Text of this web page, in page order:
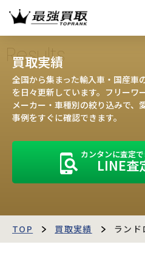
選ばれる理由
高価買取の仕組み
売却の流れ
お客様の声
運営会社
Results
買取実績
全国から集まった輸入車・国産車
を日々更新しています。フリーワ
メーカー・車種別の絞り込みで、
事例をすぐに確認できます。
カンタンに査定
LINE査
TOP 買取実績 ランド